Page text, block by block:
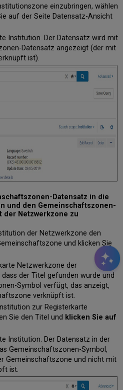
einzubringen, wählen
auf der Seite Datensatz-Ansicht
Institution. Der Datensatz wird mit
Datensatz angezeigt (der mit
ist).
Datensatz in die
und den Gemeinschaftszonen-
der Netzwerkzone zu
der Netzwerkzone den
und klicken Sie
Netzwerkzone der
der Titel gefunden wurde und
Symbol verfügt, das anzeigt,
verknüpft ist.
zur Registerkarte
Sie den Titel und klicken Sie auf
Institution. Der Datensatz in der
Gemeinschaftszonen-Symbol,
Gemeinschaftszone und nicht mit
ist.